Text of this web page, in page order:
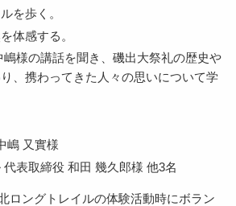
を歩く。
体感する。
様の講話を聞き、磯出大祭礼の歴史や
、携わってきた人々の思いについて学
嶋 又實様
表取締役 和田 幾久郎様 他3名
ロングトレイルの体験活動時にボラン